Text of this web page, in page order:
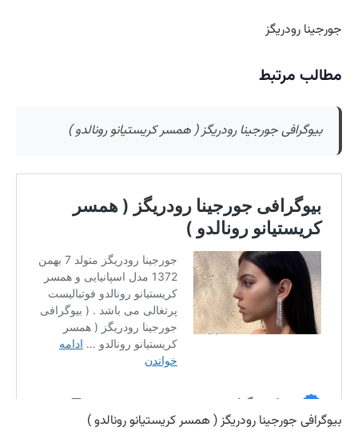
جورجینا رودریگز
مطالب مرتبط
بیوگرافی جورجینا رودریگز ( همسر کریستیانو رونالدو )
بیوگرافی جورجینا رودریگز ( همسر کریستیانو رونالدو )